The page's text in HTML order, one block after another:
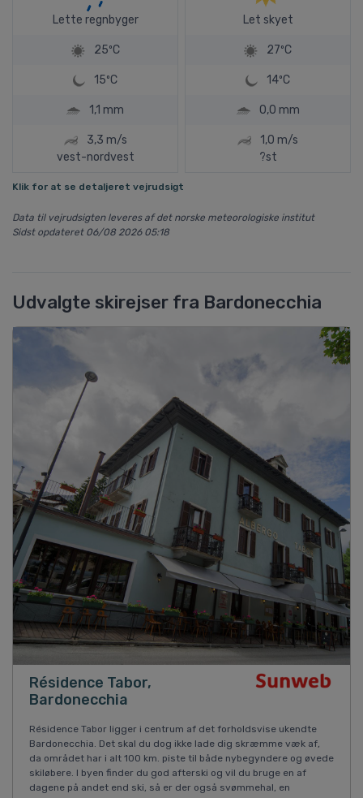
Lette regnbyger
25ºC
15ºC
1,1 mm
3,3 m/s
vest-nordvest
Let skyet
27ºC
14ºC
0,0 mm
1,0 m/s
?st
Klik for at se detaljeret vejrudsigt
Data til vejrudsigten leveres af det norske meteorologiske institut
Sidst opdateret 06/08 2026 05:18
Udvalgte skirejser fra Bardonecchia
Résidence Tabor,
Bardonecchia
Résidence Tabor ligger i centrum af det forholdsvise ukendte
Bardonecchia. Det skal du dog ikke lade dig skræmme væk af,
da området har i alt 100 km. piste til både nybegyndere og øvede
skiløbere. I byen finder du god afterski og vil du bruge en af
dagene på andet end ski, så er der også svømmehal, en